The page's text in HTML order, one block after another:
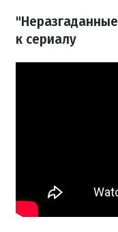
к сериалу